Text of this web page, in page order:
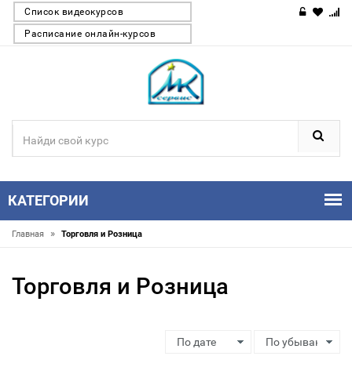
Список видеокурсов
Расписание онлайн-курсов
КАТЕГОРИИ
Главная » Торговля и Розница
Торговля и Розница